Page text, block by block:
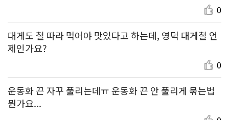
0
대게도 철 따라 먹어야 맛있다고 하는데, 영덕 대게철 언
제인가요?
0
운동화 끈 자꾸 풀리는데ㅠ 운동화 끈 안 풀리게 묶는법
뭔가요...